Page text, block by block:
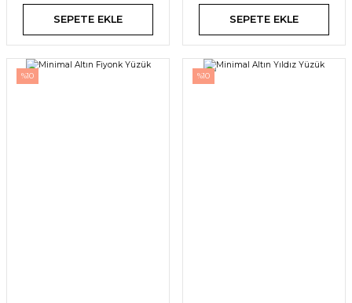
SEPETE EKLE SEPETE EKLE
%10 %10